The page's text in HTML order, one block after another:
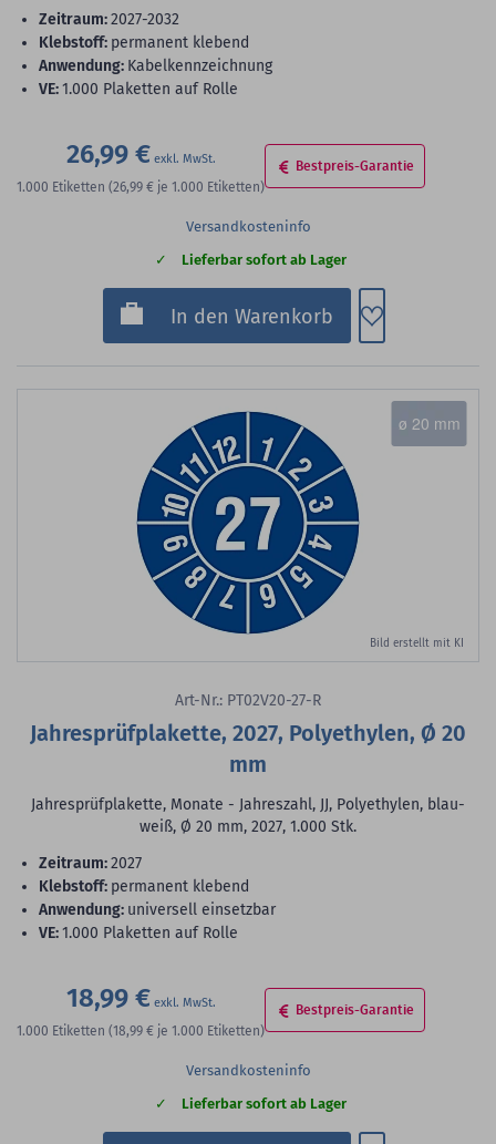
Zeitraum:2027-2032
Klebstoff: permanent klebend
Anwendung: Kabelkennzeichnung
VE:1.000 Plaketten auf Rolle
26,99 €
1.000 Etiketten (26,99 € je 1.000 Etiketten)
Bestpreis-Garantie
Versandkosteninfo
Lieferbar sofort ab Lager
In den Warenkorb Zum
Bild erstellt mit KI
ø 20 mm
Art-Nr.: PT02V20-27-R
Jahresprüfplakette, 2027, Polyethylen, Ø 20
mm
Jahresprüfplakette, Monate - Jahreszahl, JJ, Polyethylen, blau-
weiß, Ø 20 mm, 2027, 1.000 Stk.
Zeitraum:2027
Klebstoff: permanent klebend
Anwendung: universell einsetzbar
VE:1.000 Plaketten auf Rolle
18,99 €
1.000 Etiketten (18,99 € je 1.000 Etiketten)
Bestpreis-Garantie
Versandkosteninfo
Lieferbar sofort ab Lager